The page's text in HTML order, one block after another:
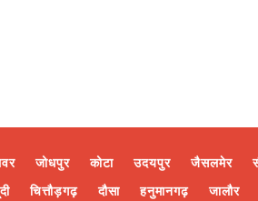
जोधपुर कोटा उदयपुर जैसलमेर
चित्तौड़गढ़ दौसा हनुमानगढ़ जालौर